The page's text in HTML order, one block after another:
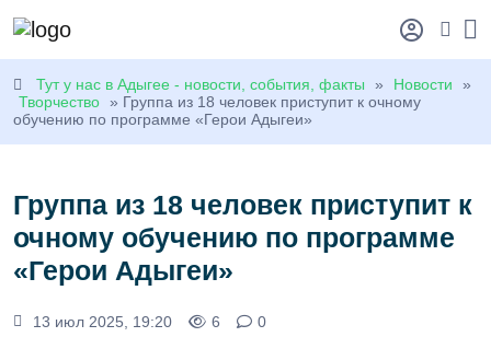
Тут у нас в Адыгее - новости, события, факты » Новости
»
Творчество » Группа из 18 человек приступит к очному
обучению по программе «Герои Адыгеи»
Группа из 18 человек приступит к
очному обучению по программе
«Герои Адыгеи»
13 июл 2025, 19:20 6 0